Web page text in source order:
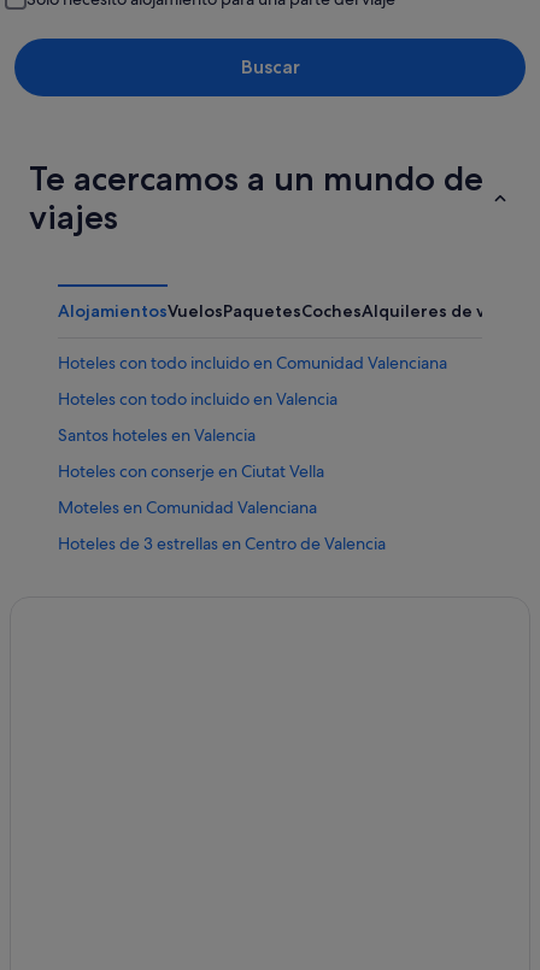
Buscar
Te acercamos a un mundo de
viajes
AlojamientosVuelosPaquetesCochesAlquileres de
Hoteles con todo incluido en Comunidad Valenciana
Hoteles con todo incluido en Valencia
Santos hoteles en Valencia
Hoteles con conserje en Ciutat Vella
Moteles en Comunidad Valenciana
Hoteles de 3 estrellas en Centro de Valencia